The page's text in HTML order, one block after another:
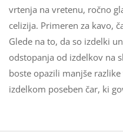
vrtenja na vretenu, ročno
celizija. Primeren za kavo,
Glede na to, da so izdelki
odstopanja od izdelkov na
boste opazili manjše
izdelkom poseben čar, ki